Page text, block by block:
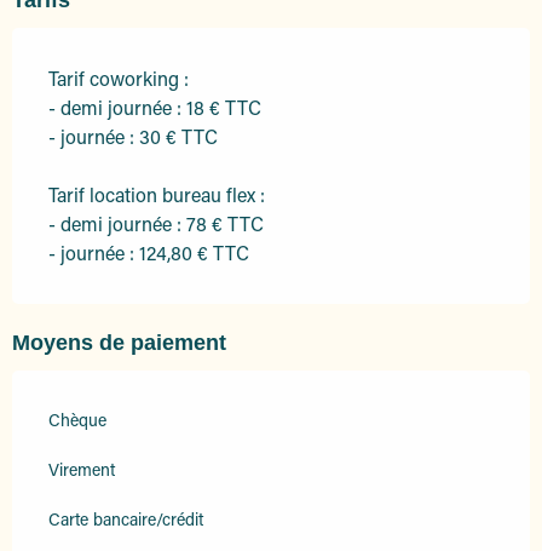
Tarif coworking :
- demi journée : 18 € TTC
- journée : 30 € TTC
Tarif location bureau flex :
- demi journée : 78 € TTC
- journée : 124,80 € TTC
Moyens de paiement
Chèque
Virement
Carte bancaire/crédit